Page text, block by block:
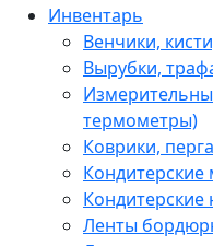
Инвентарь
Венчики,
Вырубки,
термометры)
Коврики,
Кондитерские
Ленты